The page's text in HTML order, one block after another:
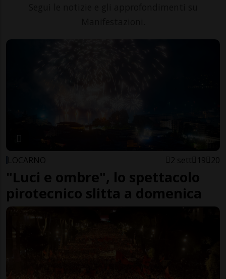
LOCARNO 2 sett 19 20
"Luci e ombre", lo spettacolo
pirotecnico slitta a domenica